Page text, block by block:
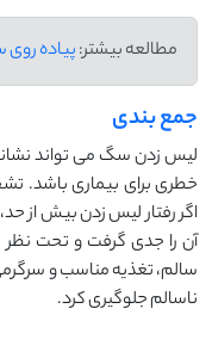
مطالعه بیشتر:پیاده
جمع بندی
لیس زدن سگ می‌ تواند
خطری برای بیماری باشد.
اگر رفتار لیس زدن بیش از
آن را جدی گرفت و تحت
سالم، تغذیه مناسب و
ناسالم جلوگیری کرد.